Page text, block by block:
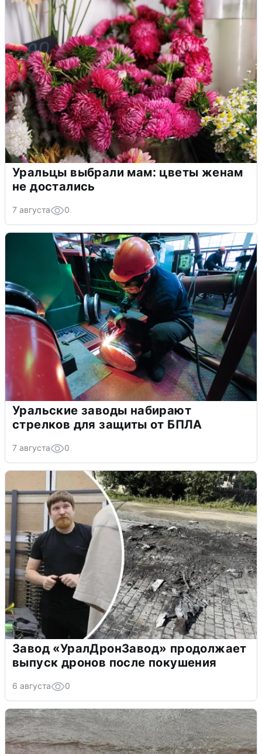
Уральцы выбрали мам: цветы женам
не достались
7 августа 0
Уральские заводы набирают
стрелков для защиты от БПЛА
7 августа 0
Завод «УралДронЗавод» продолжает
выпуск дронов после покушения
6 августа 0